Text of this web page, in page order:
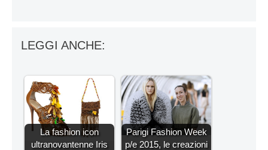
LEGGI ANCHE:
La fashion icon
ultranovantenne Iris
Parigi Fashion Week
p/e 2015, le creazioni